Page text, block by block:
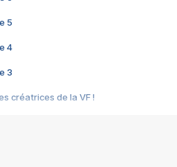
5
4
3
créatrices de la VF !